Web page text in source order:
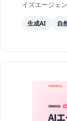
イズエージェ
生成AI
自